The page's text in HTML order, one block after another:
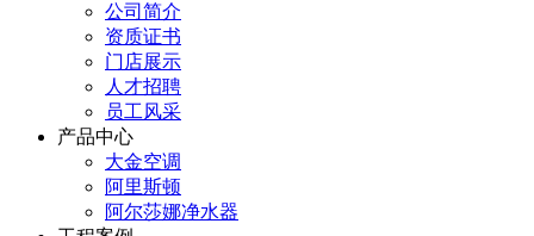
公司简介
资质证书
门店展示
人才招聘
员工风采
产品中心
大金空调
阿里斯顿
阿尔莎娜净水器